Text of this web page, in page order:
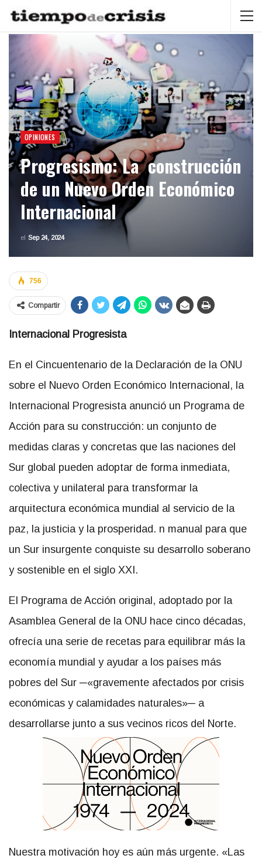
OPINIONES
Progresismo: La construcción
de un Nuevo Orden Económico
Internacional
el Sep 24, 2024
756
Compartir
Internacional Progresista
En el Cincuentenario de la Declaración de la ONU
sobre el Nuevo Orden Económico Internacional, la
Internacional Progresista anunció un Programa de
Acción para su construcción: un conjunto de
medidas claras y concretas que las naciones del
Sur global pueden adoptar de forma inmediata,
colectiva y unilateral para transformar la
arquitectura económica mundial al servicio de la
paz, la justicia y la prosperidad. n manual para que
un Sur insurgente conquiste su desarrollo soberano
y sostenible en el siglo XXI.
El Programa de Acción original, adoptado por la
Asamblea General de la ONU hace cinco décadas,
ofrecía una serie de recetas para equilibrar más la
economía mundial y ayudar a los países más
pobres del Sur ─«gravemente afectados por crisis
económicas y calamidades naturales»─ a
desarrollarse junto a sus vecinos ricos del Norte.
Nuestra motivación hoy es aún más urgente. «Las